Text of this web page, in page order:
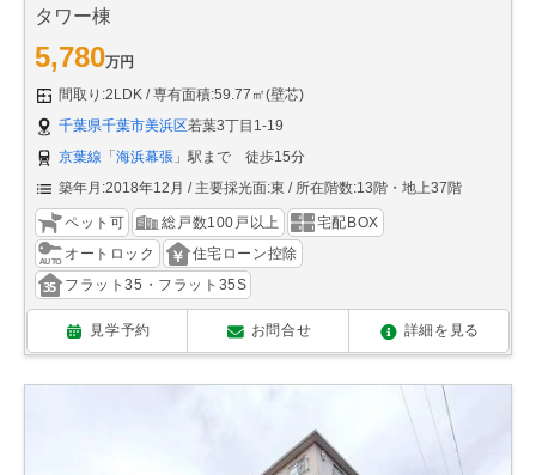
タワー棟
5,780万円
間取り:2LDK
専有面積:59.77㎡(壁芯)
千葉県千葉市美浜区若葉3丁目1-19
京葉線 「 海浜幕張 」駅まで 徒歩15分
築年月:2018年12月
主要採光面:東 所在階数:13階・地上37階
ペット可 総戸数100戸以上
宅配BOX
オートロック
住宅ローン控除
フラット35・フラット35S
見学予約 お問合せ 詳細を見る